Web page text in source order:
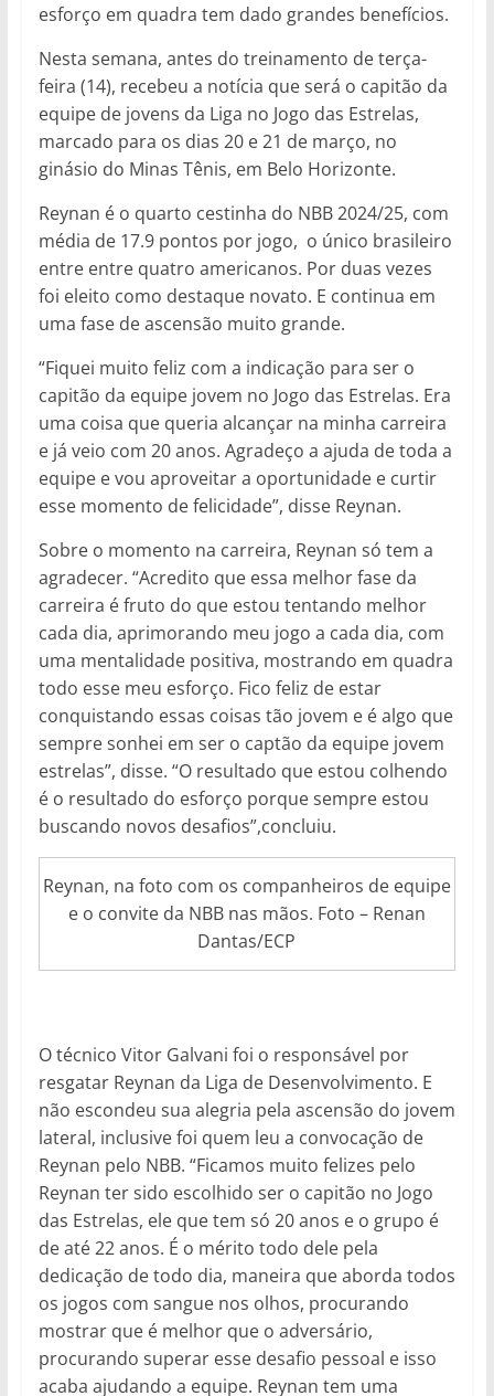
esforço em quadra tem dado grandes benefícios.
Nesta semana, antes do treinamento de terça-
feira (14), recebeu a notícia que será o capitão da
equipe de jovens da Liga no Jogo das Estrelas,
marcado para os dias 20 e 21 de março, no
ginásio do Minas Tênis, em Belo Horizonte.
Reynan é o quarto cestinha do NBB 2024/25, com
média de 17.9 pontos por jogo, o único brasileiro
entre entre quatro americanos. Por duas vezes
foi eleito como destaque novato. E continua em
uma fase de ascensão muito grande.
“Fiquei muito feliz com a indicação para ser o
capitão da equipe jovem no Jogo das Estrelas. Era
uma coisa que queria alcançar na minha carreira
e já veio com 20 anos. Agradeço a ajuda de toda a
equipe e vou aproveitar a oportunidade e curtir
esse momento de felicidade”, disse Reynan.
Sobre o momento na carreira, Reynan só tem a
agradecer. “Acredito que essa melhor fase da
carreira é fruto do que estou tentando melhor
cada dia, aprimorando meu jogo a cada dia, com
uma mentalidade positiva, mostrando em quadra
todo esse meu esforço. Fico feliz de estar
conquistando essas coisas tão jovem e é algo que
sempre sonhei em ser o captão da equipe jovem
estrelas”, disse. “O resultado que estou colhendo
é o resultado do esforço porque sempre estou
buscando novos desafios”,concluiu.
Reynan, na foto com os companheiros de equipe
e o convite da NBB nas mãos. Foto – Renan
Dantas/ECP
O técnico Vitor Galvani foi o responsável por
resgatar Reynan da Liga de Desenvolvimento. E
não escondeu sua alegria pela ascensão do jovem
lateral, inclusive foi quem leu a convocação de
Reynan pelo NBB. “Ficamos muito felizes pelo
Reynan ter sido escolhido ser o capitão no Jogo
das Estrelas, ele que tem só 20 anos e o grupo é
de até 22 anos. É o mérito todo dele pela
dedicação de todo dia, maneira que aborda todos
os jogos com sangue nos olhos, procurando
mostrar que é melhor que o adversário,
procurando superar esse desafio pessoal e isso
acaba ajudando a equipe. Reynan tem uma